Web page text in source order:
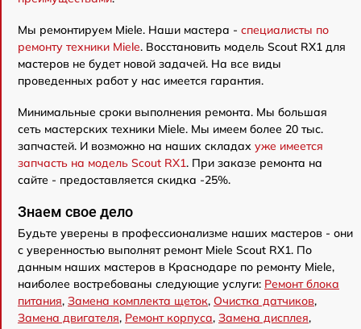
Мы ремонтируем Miele. Наши мастера - специалисты по
ремонту техники Miele. Восстановить модель Scout RX1 для
мастеров не будет новой задачей. На все виды
проведенных работ у нас имеется гарантия.
Минимальные сроки выполнения ремонта. Мы большая
сеть мастерских техники Miele. Мы имеем более 20 тыс.
запчастей. И возможно на наших складах уже имеется
запчасть на модель Scout RX1. При заказе ремонта на
сайте - предоставляется скидка -25%.
Знаем свое дело
Будьте уверены в профессионализме наших мастеров - они
с уверенностью выполнят ремонт Miele Scout RX1. По
данным наших мастеров в Краснодаре по ремонту Miele,
наиболее востребованы следующие услуги: Ремонт блока
питания, Замена комплекта щеток, Очистка датчиков,
Замена двигателя, Ремонт корпуса, Замена дисплея,